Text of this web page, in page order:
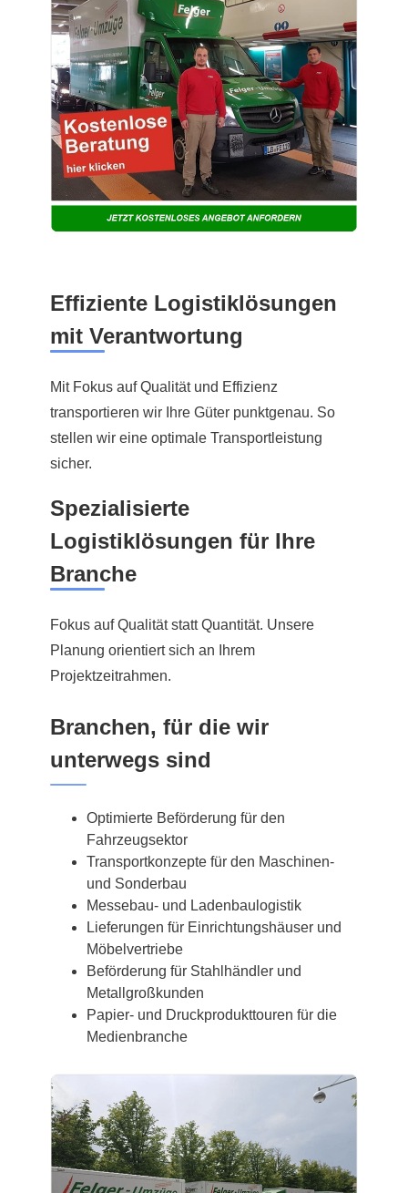
Effiziente Logistiklösungen
mit Verantwortung
Mit Fokus auf Qualität und Effizienz
transportieren wir Ihre Güter punktgenau. So
stellen wir eine optimale Transportleistung
sicher.
Spezialisierte
Logistiklösungen für Ihre
Branche
Fokus auf Qualität statt Quantität. Unsere
Planung orientiert sich an Ihrem
Projektzeitrahmen.
Branchen, für die wir
unterwegs sind
Optimierte Beförderung für den
Fahrzeugsektor
Transportkonzepte für den Maschinen-
und Sonderbau
Messebau- und Ladenbaulogistik
Lieferungen für Einrichtungshäuser und
Möbelvertriebe
Beförderung für Stahlhändler und
Metallgroßkunden
Papier- und Druckprodukttouren für die
Medienbranche